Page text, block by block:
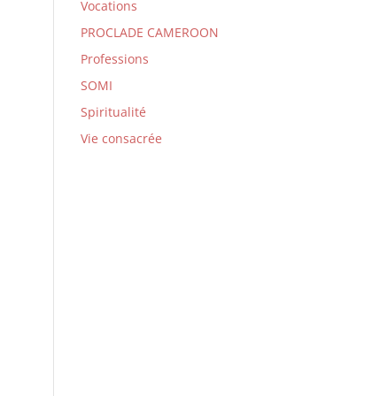
Vocations
PROCLADE CAMEROON
Professions
SOMI
Spiritualité
Vie consacrée